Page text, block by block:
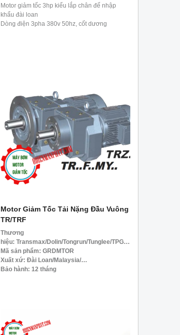
Motor giảm tốc 3hp kiểu lắp chân đế nhập
khẩu đài loan
Dòng điện 3pha 380v 50hz, cốt dương
Motor Giảm Tốc Tải Nặng Đầu Vuông
TR/TRF
Thương
hiệu: Transmax/Dolin/Tongrun/Tunglee/TPG…
Mã sản phẩm: GRDMTOR
Xuất xứ: Đài Loan/Malaysia/…
Bảo hành: 12 tháng